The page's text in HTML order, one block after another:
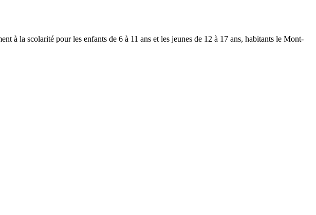
à la scolarité pour les enfants de 6 à 11 ans et les jeunes de 12 à 17 ans, habitants le Mont-